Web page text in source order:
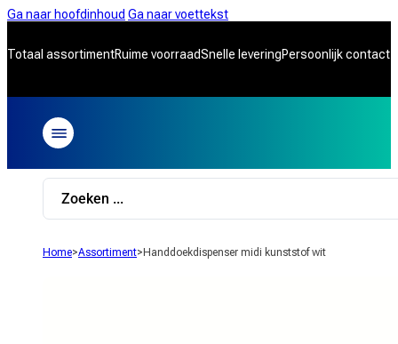
Ga naar hoofdinhoud Ga naar voettekst
Totaal assortimentRuime voorraadSnelle leveringPersoonlijk contact
Search
Home>Assortiment> Handdoekdispenser midi kunststof wit